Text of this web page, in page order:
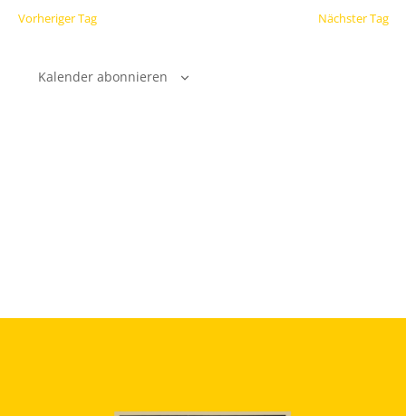
Vorheriger Tag Nächster Tag
Kalender abonnieren